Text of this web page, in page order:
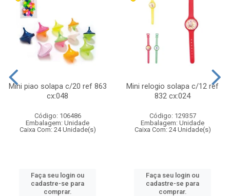
Mini piao solapa c/20 ref 863
cx:048
Código: 106486
Embalagem: Unidade
Caixa Com: 24 Unidade(s)
Faça seu login ou
cadastre-se para
comprar.
Mini relogio solapa c/12 ref
832 cx:024
Código: 129357
Embalagem: Unidade
Caixa Com: 24 Unidade(s)
Faça seu login ou
cadastre-se para
comprar.